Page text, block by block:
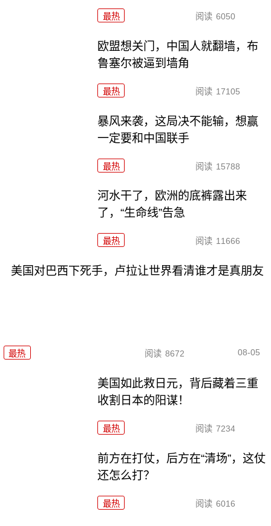
最热 阅读 6050
欧盟想关门，中国人就翻墙，布
鲁塞尔被逼到墙角
最热 阅读 17105
暴风来袭，这局决不能输，想赢
一定要和中国联手
最热 阅读 15788
河水干了，欧洲的底裤露出来
了，“生命线”告急
最热 阅读 11666
美国对巴西下死手，卢拉让世界看清谁才是真朋友
最热 阅读 8672 08-05
美国如此救日元，背后藏着三重
收割日本的阳谋！
最热 阅读 7234
前方在打仗，后方在“清场”，这仗
还怎么打？
最热 阅读 6016